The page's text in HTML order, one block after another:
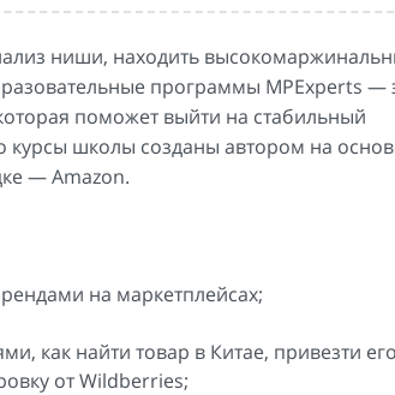
ниши, находить
программы MPExperts —
поможет выйти на стабильный
курсы школы созданы автором на
— Amazon.
на маркетплейсах;
как найти товар в Китае, привезти
от Wildberries;